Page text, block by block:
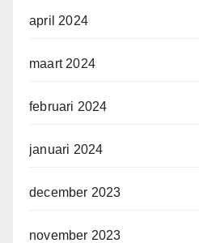
april 2024
maart 2024
februari 2024
januari 2024
december 2023
november 2023